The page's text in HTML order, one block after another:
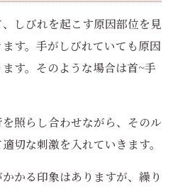
しびれを起こす原因部位を見
す。手がしびれていても原因
す。そのような場合は首~手
照らし合わせながら、そのル
切な刺激を入れていきます。
かる印象はありますが、繰り